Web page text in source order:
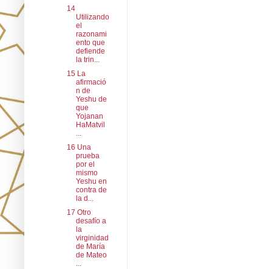
14
Utilizando
el
razonami
ento que
defiende
la trin...
15 La
afirmació
n de
Yeshu de
que
Yojanan
HaMatvil
...
16 Una
prueba
por el
mismo
Yeshu en
contra de
la d...
17 Otro
desafío a
la
virginidad
de María
de Mateo
...